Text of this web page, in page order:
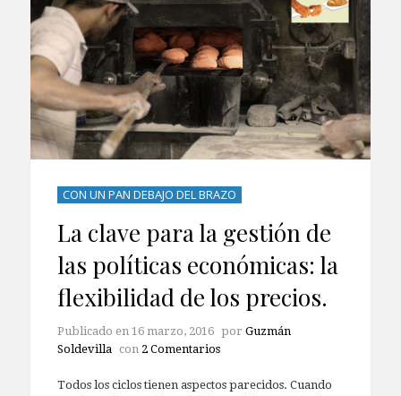
CON UN PAN DEBAJO DEL BRAZO
La clave para la gestión de
las políticas económicas: la
flexibilidad de los precios.
Publicado en 16 marzo, 2016 por Guzmán
Soldevilla
con 2 Comentarios
Todos los ciclos tienen aspectos parecidos. Cuando